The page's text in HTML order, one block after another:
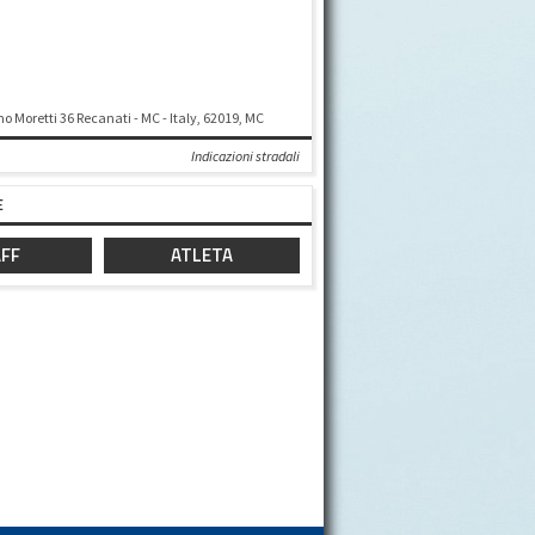
Moretti 36 Recanati - MC - Italy, 62019, MC
Indicazioni stradali
ATLETA